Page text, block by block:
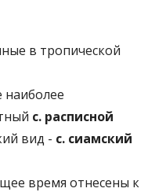
в тропической
наиболее
с. расписной
вид - с. сиамский
время отнесены к